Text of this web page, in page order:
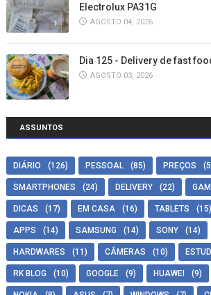
Electrolux PA31G
AGOSTO 04, 2026
Dia 125 - Delivery de fast
AGOSTO 03, 2026
ASSUNTOS
DIÁRIO (126) PESSOAL (85) PREÇOS
SMARTPHONES (24) DELIVERY (22)
DICAS (17) EM CASA (16) TABLETS (15)
APPS (14) SAMSUNG (14) SONY (14)
HARDWARES (11) CÂMERAS (10)
RK BLOG (10) GOOGLE (9) HUAWEI (9)